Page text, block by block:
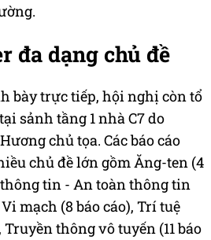
đa dạng chủ đề
bày trực tiếp, hội nghị còn tổ
sảnh tầng 1 nhà C7 do
chủ tọa. Các báo cáo
chủ đề lớn gồm Ăng-ten (4
thông tin - An toàn thông tin
mạch (8 báo cáo), Trí tuệ
thông vô tuyến (11 báo